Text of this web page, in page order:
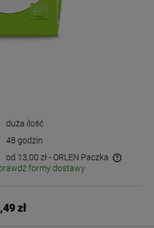
duża ilość
48 godzin
od 13,00 zł- ORLEN Paczka
kosztów płatności
formy dostawy
zł